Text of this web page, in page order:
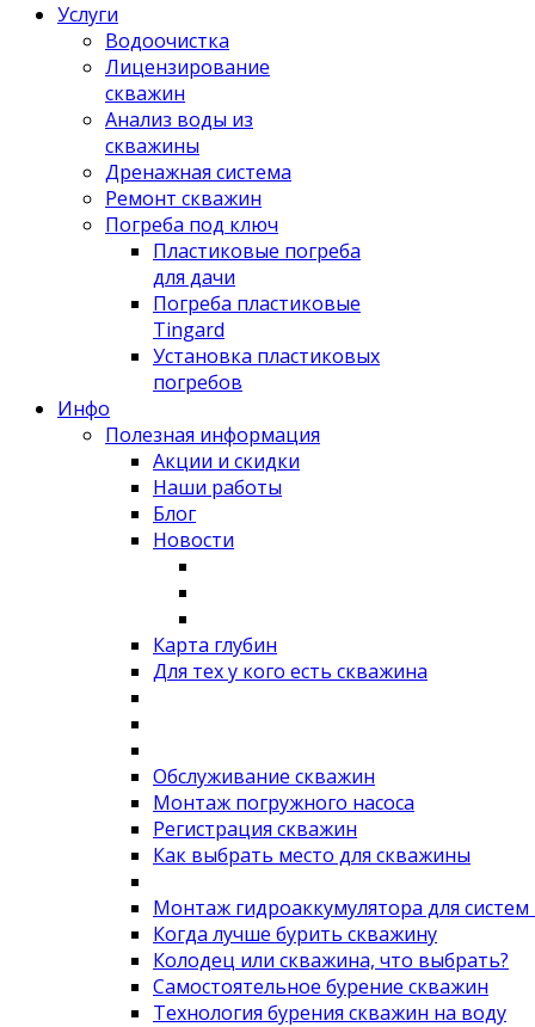
Услуги
Водоочистка
Лицензирование
скважин
Анализ воды из
скважины
Дренажная система
Ремонт скважин
Погреба под ключ
Пластиковые погреба
для дачи
Погреба пластиковые
Tingard
Установка пластиковых
погребов
Инфо
Полезная информация
Акции и скидки
Наши работы
Блог
Новости
Карта глубин
Для тех у кого есть скважина
Обслуживание скважин
Монтаж погружного насоса
Регистрация скважин
Как выбрать место для скважины
Монтаж гидроаккумулятора для
Когда лучше бурить скважину
Колодец или скважина, что выбрать?
Самостоятельное бурение скважин
Технология бурения скважин на воду